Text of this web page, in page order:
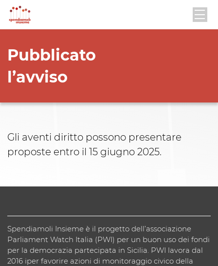
Pubblicato
l’avviso
Gli aventi diritto possono presentare
proposte entro il 15 giugno 2025.
Spendiamoli Insieme è il progetto dell’associazione
Parliament Watch Italia (PWI) per un buon uso dei fondi
per la democrazia partecipata in Sicilia. PWI lavora dal
2016 iper favorire azioni di monitoraggio civico della